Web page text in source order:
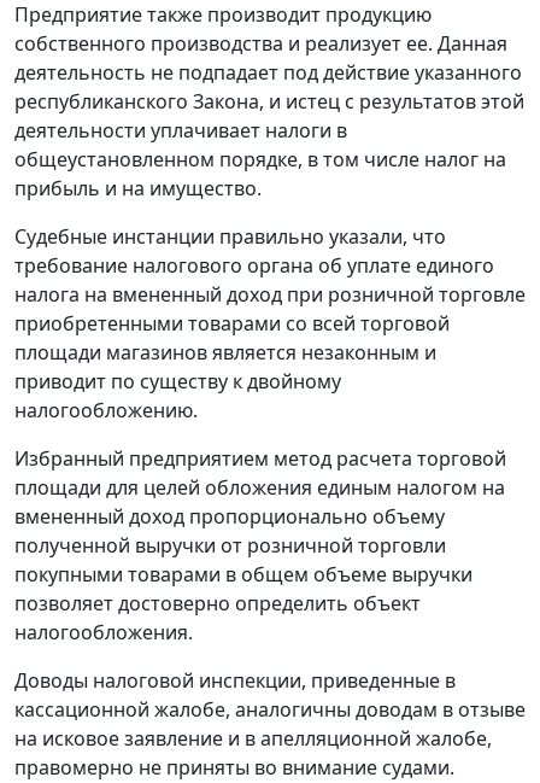
Предприятие также производит продукцию
собственного производства и реализует ее. Данная
деятельность не подпадает под действие указанного
республиканского Закона, и истец с результатов этой
деятельности уплачивает налоги в
общеустановленном порядке, в том числе налог на
прибыль и на имущество.
Судебные инстанции правильно указали, что
требование налогового органа об уплате единого
налога на вмененный доход при розничной торговле
приобретенными товарами со всей торговой
площади магазинов является незаконным и
приводит по существу к двойному
налогообложению.
Избранный предприятием метод расчета торговой
площади для целей обложения единым налогом на
вмененный доход пропорционально объему
полученной выручки от розничной торговли
покупными товарами в общем объеме выручки
позволяет достоверно определить объект
налогообложения.
Доводы налоговой инспекции, приведенные в
кассационной жалобе, аналогичны доводам в отзыве
на исковое заявление и в апелляционной жалобе,
правомерно не приняты во внимание судами.